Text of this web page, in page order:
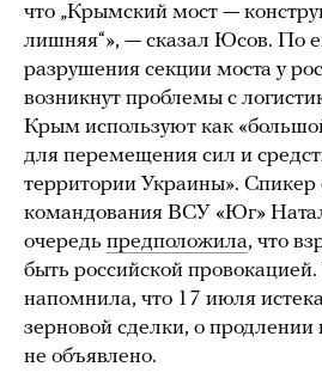
что „Крымский мост —
лишняя“», — сказал Юсов. По
разрушения секции моста у
возникнут проблемы с
Крым используют как
для перемещения сил и
территории Украины». Спикер
командования ВСУ «Юг»
очередь предположила, что
быть российской
напомнила, что 17 июля
зерновой сделки, о продлении
не объявлено.